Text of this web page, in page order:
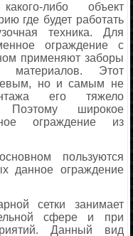
либо объект
где будет работать
техника. Для
ограждение с
применяют заборы
материалов. Этот
но и самым не
его тяжело
Поэтому широкое
ограждение из
пользуются
данное ограждение
сетки занимает
сфере и при
Данный вид